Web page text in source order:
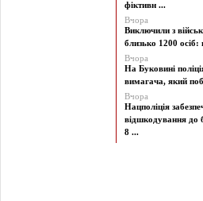
фіктивн ...
Вчора
Виключили з
близько 1200 осіб:
Вчора
На Буковині
вимагача, який
Вчора
Нацполіція
відшкодування до
8 ...